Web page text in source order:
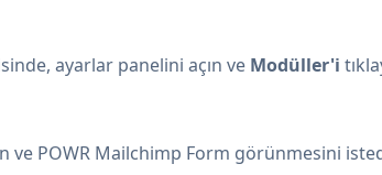
ayarlar panelini açın ve Modüller'i
ve POWR Mailchimp Form görünmesini